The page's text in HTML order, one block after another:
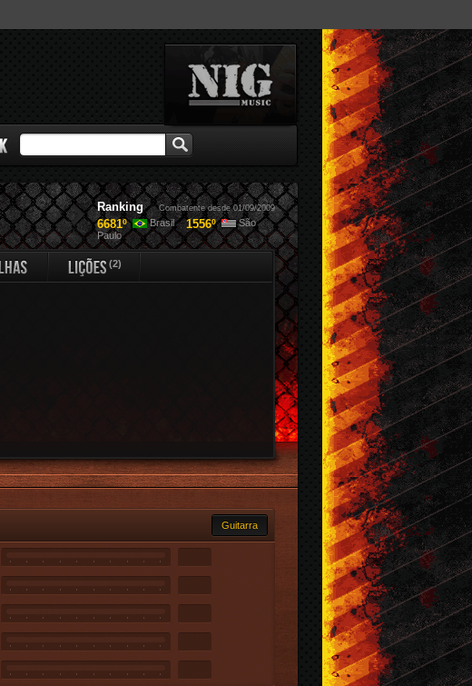
Combatente desde 01/09/2009
Ranking
6681º
Brasil 1556º
São
Paulo
(2)
Guitarra